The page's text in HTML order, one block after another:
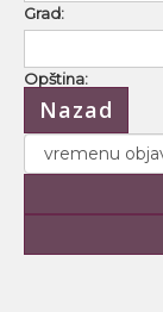
Grad:
Opština:
Ulica:
Nazad